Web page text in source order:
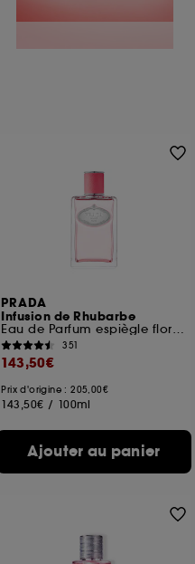
PRADA
Infusion de Rhubarbe
Eau de Parfum espiègle florale fruitée
351
143,50€
Prix d'origine : 205,00€
143,50€ / 100ml
Ajouter au panier